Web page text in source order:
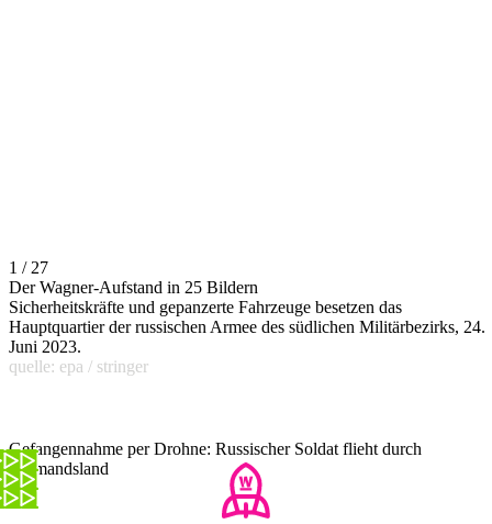
1 / 27
Der Wagner-Aufstand in 25 Bildern
Sicherheitskräfte und gepanzerte Fahrzeuge besetzen das
Hauptquartier der russischen Armee des südlichen Militärbezirks, 24.
Juni 2023.
quelle: epa / stringer
Gefangennahme per Drohne: Russischer Soldat flieht durch
Niemandsland